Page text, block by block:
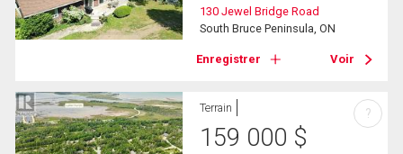
130 Jewel Bridge Road
South Bruce Peninsula, ON
Enregistrer Voir
Terrain
159 000 $
?